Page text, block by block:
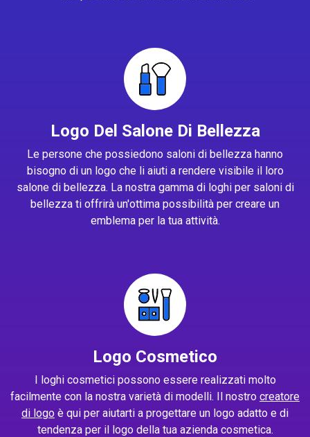
Logo Del Salone Di Bellezza
Le persone che possiedono saloni di bellezza hanno
bisogno di un logo che li aiuti a rendere visibile il loro
salone di bellezza. La nostra gamma di loghi per saloni di
bellezza ti offrirà un'ottima possibilità per creare un
emblema per la tua attività.
Logo Cosmetico
I loghi cosmetici possono essere realizzati molto
facilmente con la nostra varietà di modelli. Il nostro creatore
di logo è qui per aiutarti a progettare un logo adatto e di
tendenza per il logo della tua azienda cosmetica.